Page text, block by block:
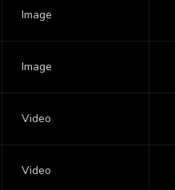
Image
Image
Video
Video